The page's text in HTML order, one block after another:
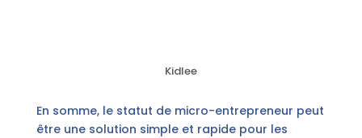
Kidlee
En somme, le statut de micro-entrepreneur peut
être une solution simple et rapide pour les